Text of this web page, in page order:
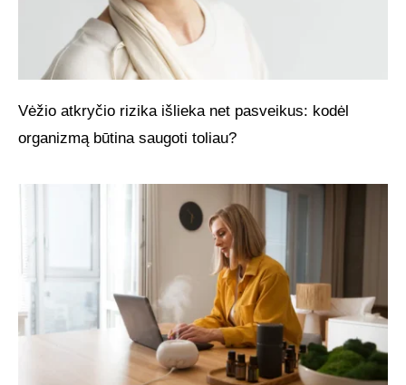
Vėžio atkryčio rizika išlieka net pasveikus: kodėl
organizmą būtina saugoti toliau?